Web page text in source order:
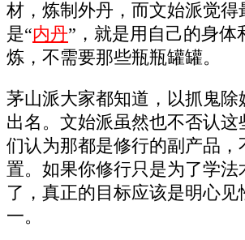
材，炼制外丹，而文始派觉得
是“内丹”，就是用自己的身体
炼，不需要那些瓶瓶罐罐。
茅山派大家都知道，以抓鬼除
出名。文始派虽然也不否认这
们认为那都是修行的副产品，
置。如果你修行只是为了学法
了，真正的目标应该是明心见
一。